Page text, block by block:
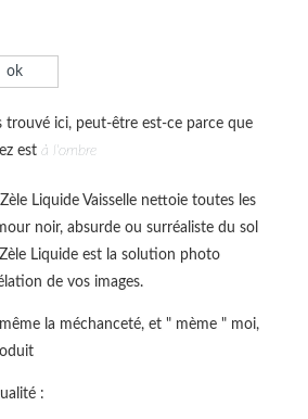
trouvé ici, peut-être est-ce parce que
est à l'ombre
Liquide Vaisselle nettoie toutes les
noir, absurde ou surréaliste du sol
Liquide est la solution photo
de vos images.
la méchanceté, et " mème " moi,
: